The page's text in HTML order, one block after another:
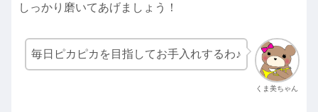
しっかり磨いてあげましょう！
くま美ちゃん
毎日ピカピカを目指してお手入れするわ♪